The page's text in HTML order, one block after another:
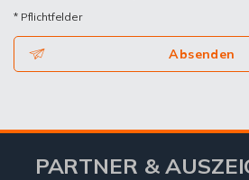
* Pflichtfelder
Absenden
PARTNER &